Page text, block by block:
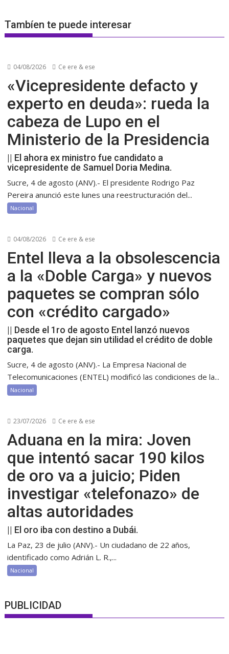
Tambíen te puede interesar
04/08/2026 Ce ere & ese
«Vicepresidente defacto y
experto en deuda»: rueda la
cabeza de Lupo en el
Ministerio de la Presidencia
|| El ahora ex ministro fue candidato a
vicepresidente de Samuel Doria Medina.
Sucre, 4 de agosto (ANV).- El presidente Rodrigo Paz
Pereira anunció este lunes una reestructuración del...
Nacional
04/08/2026 Ce ere & ese
Entel lleva a la obsolescencia
a la «Doble Carga» y nuevos
paquetes se compran sólo
con «crédito cargado»
|| Desde el 1ro de agosto Entel lanzó nuevos
paquetes que dejan sin utilidad el crédito de doble
carga.
Sucre, 4 de agosto (ANV).- La Empresa Nacional de
Telecomunicaciones (ENTEL) modificó las condiciones de la...
Nacional
23/07/2026 Ce ere & ese
Aduana en la mira: Joven
que intentó sacar 190 kilos
de oro va a juicio; Piden
investigar «telefonazo» de
altas autoridades
|| El oro iba con destino a Dubái.
La Paz, 23 de julio (ANV).- Un ciudadano de 22 años,
identificado como Adrián L. R.,...
Nacional
PUBLICIDAD